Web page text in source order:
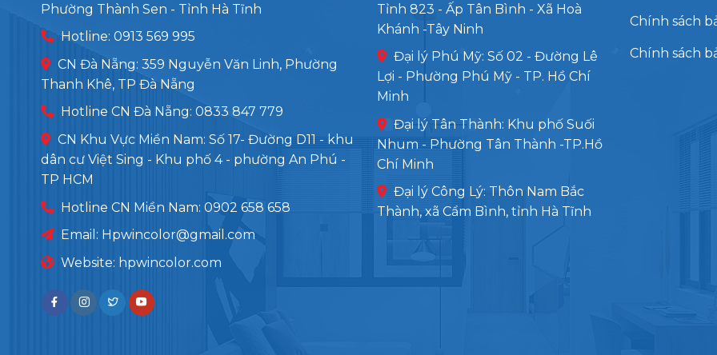
Phường Thành Sen - Tỉnh Hà Tĩnh
Hotline: 0913 569 995
CN Đà Nẵng: 359 Nguyễn Văn Linh, Phường
Thanh Khê, TP Đà Nẵng
Hotline CN Đà Nẵng: 0833 847 779
CN Khu Vực Miền Nam: Số 17- Đường D11 - khu
dân cư Việt Sing - Khu phố 4 - phường An Phú -
TP HCM
Hotline CN Miền Nam: 0902 658 658
Email: Hpwincolor@gmail.com
Website: hpwincolor.com
Tỉnh 823 - Ấp Tân Bình - Xã Hoà
Khánh -Tây Ninh
Đại lý Phú Mỹ: Số 02 - Đường Lê
Lợi - Phường Phú Mỹ - TP. Hồ Chí
Minh
Đại lý Tân Thành: Khu phố Suối
Nhum - Phường Tân Thành -TP.Hồ
Chí Minh
Đại lý Công Lý: Thôn Nam Bắc
Thành, xã Cẩm Bình, tỉnh Hà Tĩnh
Chính sách
Chính sách